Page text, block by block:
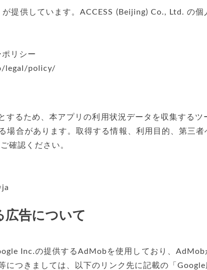
提供しています。ACCESS (Beijing) Co., Ltd. の
リシー
legal/policy/
するため、本アプリの利用状況データを収集する
場合があります。取得する情報、利用目的、第三
確認ください。
告について
Inc.の提供するAdMobを使用しており、
につきましては、以下のリンク先に記載の「